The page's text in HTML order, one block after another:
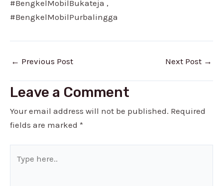
#BengkelMobilBukateja ,
#BengkelMobilPurbalingga
← Previous Post Next Post →
Leave a Comment
Your email address will not be published. Required
fields are marked *
here..